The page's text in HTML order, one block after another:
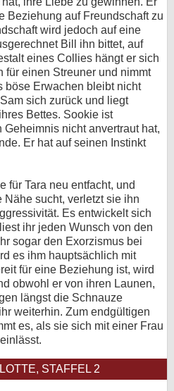
Beziehung auf Freundschaft zu
wird jedoch auf eine
Bill ihn bittet, auf
eines Collies hängt er sich
für einen Streuner und nimmt
böse Erwachen bleibt nicht
sich zurück und liegt
Bettes. Sookie ist
nicht anvertraut hat,
Er hat auf seinen Instinkt
für Tara neu entfacht, und
sucht, verletzt sie ihn
Es entwickelt sich
ihr jeden Wunsch von den
sogar den Exorzismus bei
es ihm hauptsächlich mit
für eine Beziehung ist, wird
obwohl er von ihren Launen,
längst die Schnauze
weiterhin. Zum endgültigen
es, als sie sich mit einer Frau
STAFFEL 2